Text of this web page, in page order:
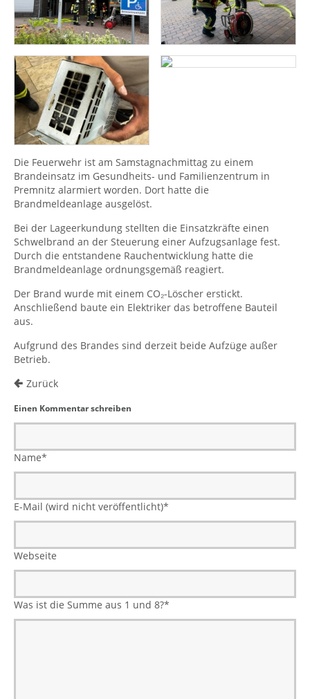
Die Feuerwehr ist am Samstagnachmittag zu einem
Brandeinsatz im Gesundheits- und Familienzentrum in
Premnitz alarmiert worden. Dort hatte die
Brandmeldeanlage ausgelöst.
Bei der Lageerkundung stellten die Einsatzkräfte einen
Schwelbrand an der Steuerung einer Aufzugsanlage fest.
Durch die entstandene Rauchentwicklung hatte die
Brandmeldeanlage ordnungsgemäß reagiert.
Der Brand wurde mit einem CO₂-Löscher erstickt.
Anschließend baute ein Elektriker das betroffene Bauteil
aus.
Aufgrund des Brandes sind derzeit beide Aufzüge außer
Betrieb.
Zurück
Einen Kommentar schreiben
Name*
E-Mail (wird nicht veröffentlicht)*
Webseite
Was ist die Summe aus 1 und 8?*